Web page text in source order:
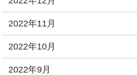
2022年11月
2022年10月
2022年9月